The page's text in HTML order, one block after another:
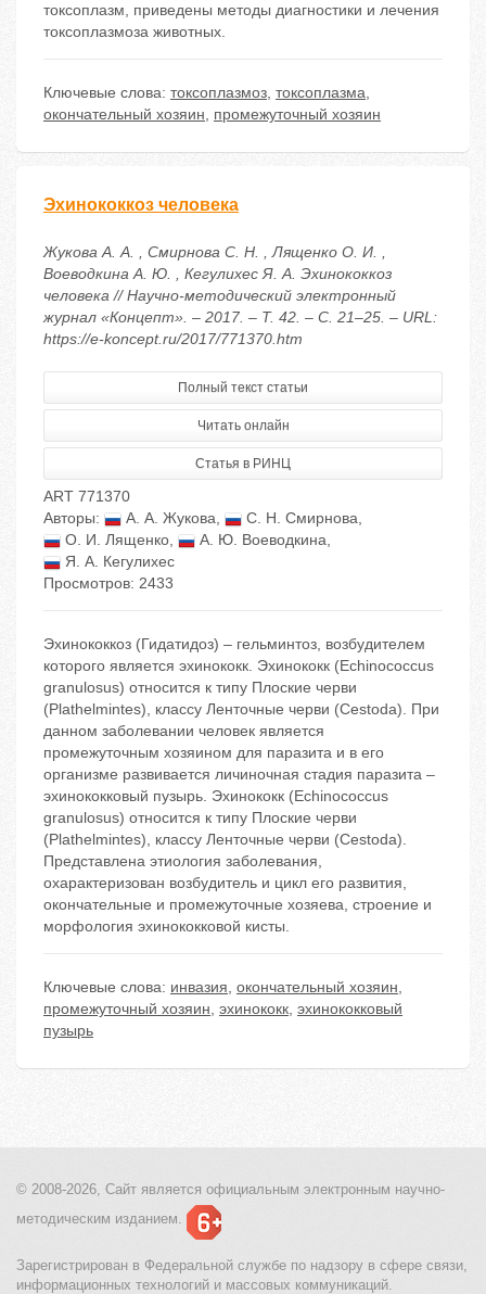
токсоплазм, приведены методы диагностики и лечения
токсоплазмоза животных.
Ключевые слова: токсоплазмоз, токсоплазма,
окончательный хозяин, промежуточный хозяин
Эхинококкоз человека
Жукова А. А. , Смирнова С. Н. , Лященко О. И. ,
Воеводкина А. Ю. , Кегулихес Я. А. Эхинококкоз
человека // Научно-методический электронный
журнал «Концепт». – 2017. – Т. 42. – С. 21–25. – URL:
https://e-koncept.ru/2017/771370.htm
Полный текст статьи
Читать онлайн
Статья в РИНЦ
ART 771370
Авторы:
А. А. Жукова, С. Н. Смирнова,
О. И. Лященко, А. Ю. Воеводкина,
Я. А. Кегулихес
Просмотров: 2433
Эхинококкоз (Гидатидоз) – гельминтоз, возбудителем
которого является эхинококк. Эхинококк (Echinococcus
granulosus) относится к типу Плоские черви
(Plathelmintes), классу Ленточные черви (Cestoda). При
данном заболевании человек является
промежуточным хозяином для паразита и в его
организме развивается личиночная стадия паразита –
эхинококковый пузырь. Эхинококк (Echinococcus
granulosus) относится к типу Плоские черви
(Plathelmintes), классу Ленточные черви (Cestoda).
Представлена этиология заболевания,
охарактеризован возбудитель и цикл его развития,
окончательные и промежуточные хозяева, строение и
морфология эхинококковой кисты.
Ключевые слова: инвазия, окончательный хозяин,
промежуточный хозяин, эхинококк, эхинококковый
пузырь
© 2008-2026, Сайт является официальным электронным научно-
методическим изданием.
Зарегистрирован в Федеральной службе по надзору в сфере связи,
информационных технологий и массовых коммуникаций.